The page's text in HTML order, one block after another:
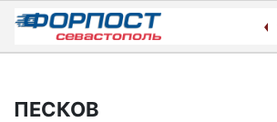
Skip
content
ПЕСКОВ